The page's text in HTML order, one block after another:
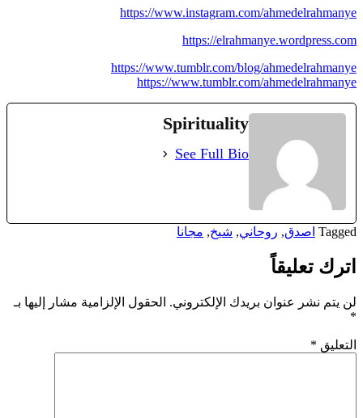
https://www.instagram.com/ahmedelrahmanye
https://elrahmanye.wordpress.com
https://www.tumblr.com/blog/ahmedelrahmanye
https://www.tumblr.com/ahmedelrahmanye
Spirituality
See Full Bio
Tagged اصدق, روحاني, شيخ, مجانا
اترك تعليقاً
لن يتم نشر عنوان بريدك الإلكتروني. الحقول الإلزامية مشار إليها بـ
*
التعليق *